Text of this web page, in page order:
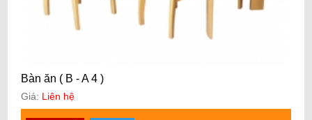
Bàn ăn ( B - A 4 )
Giá: Liên hệ